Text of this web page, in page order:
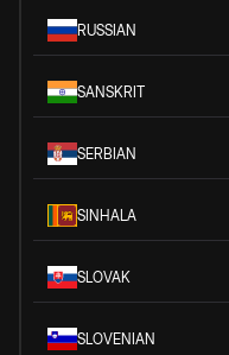
RUSSIAN
SANSKRIT
SERBIAN
SINHALA
SLOVAK
SLOVENIAN